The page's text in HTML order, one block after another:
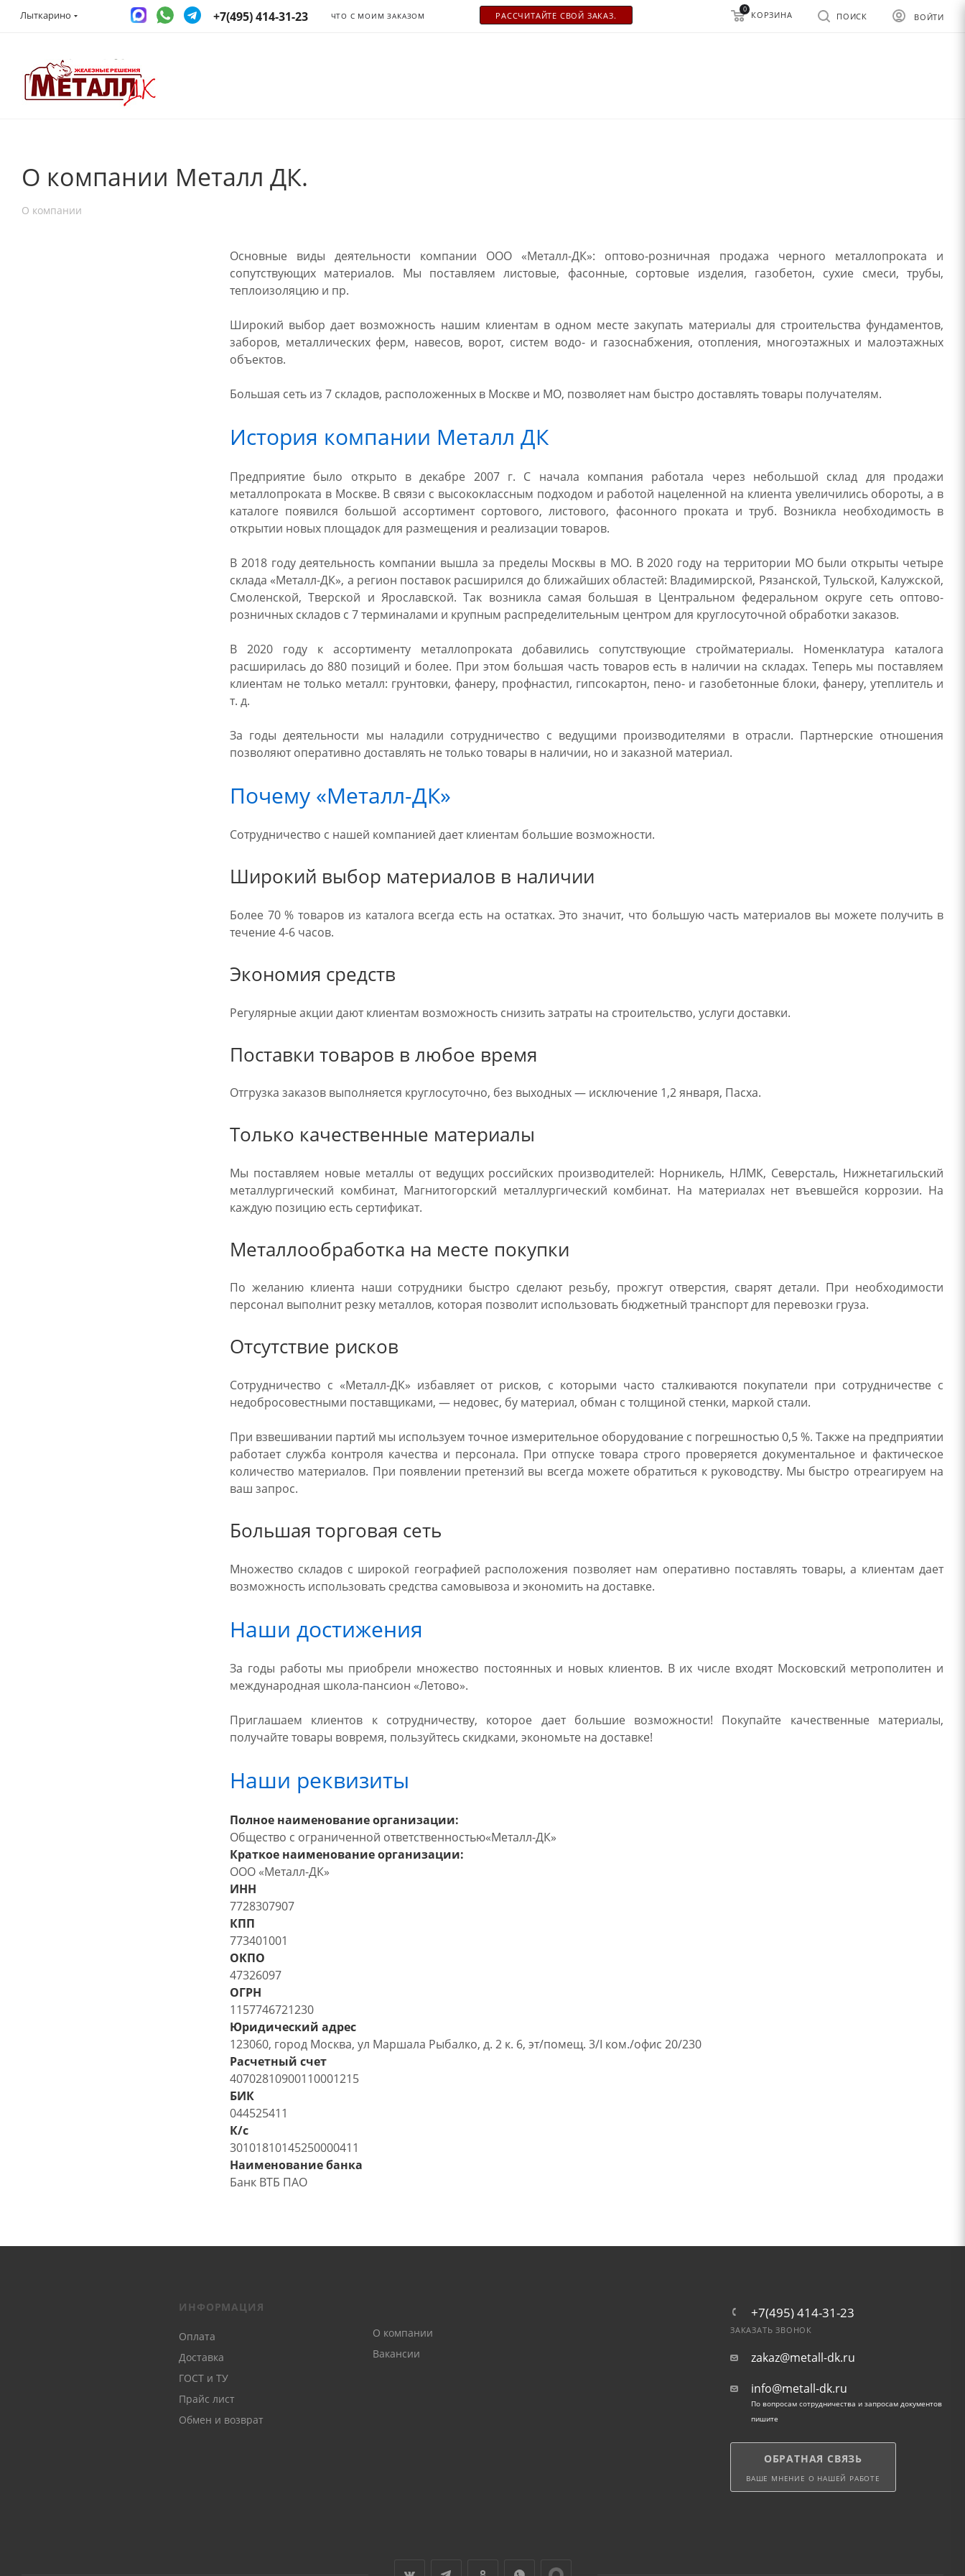
Лыткарино +7(495) 414-31-23 ЧТО С МОИМ ЗАКАЗОМ РАСCЧИТАЙТЕ СВОЙ ЗАКАЗ. ВОЙТИ
ПОИСК
0
КОРЗИНА
О компании Металл ДК.
О компании
Основные виды деятельности компании ООО «Металл-ДК»: оптово-розничная продажа черного металлопроката и
сопутствующих материалов. Мы поставляем листовые, фасонные, сортовые изделия, газобетон, сухие смеси, трубы,
теплоизоляцию и пр.
Широкий выбор дает возможность нашим клиентам в одном месте закупать материалы для строительства фундаментов,
заборов, металлических ферм, навесов, ворот, систем водо- и газоснабжения, отопления, многоэтажных и малоэтажных
объектов.
Большая сеть из 7 складов, расположенных в Москве и МО, позволяет нам быстро доставлять товары получателям.
История компании Металл ДК
Предприятие было открыто в декабре 2007 г. С начала компания работала через небольшой склад для продажи
металлопроката в Москве. В связи с высококлассным подходом и работой нацеленной на клиента увеличились обороты, а в
каталоге появился большой ассортимент сортового, листового, фасонного проката и труб. Возникла необходимость в
открытии новых площадок для размещения и реализации товаров.
В 2018 году деятельность компании вышла за пределы Москвы в МО. В 2020 году на территории МО были открыты четыре
склада «Металл-ДК», а регион поставок расширился до ближайших областей: Владимирской, Рязанской, Тульской, Калужской,
Смоленской, Тверской и Ярославской. Так возникла самая большая в Центральном федеральном округе сеть оптово-
розничных складов с 7 терминалами и крупным распределительным центром для круглосуточной обработки заказов.
В 2020 году к ассортименту металлопроката добавились сопутствующие стройматериалы. Номенклатура каталога
расширилась до 880 позиций и более. При этом большая часть товаров есть в наличии на складах. Теперь мы поставляем
клиентам не только металл: грунтовки, фанеру, профнастил, гипсокартон, пено- и газобетонные блоки, фанеру, утеплитель и
т. д.
За годы деятельности мы наладили сотрудничество с ведущими производителями в отрасли. Партнерские отношения
позволяют оперативно доставлять не только товары в наличии, но и заказной материал.
Почему «Металл-ДК»
Сотрудничество с нашей компанией дает клиентам большие возможности.
Широкий выбор материалов в наличии
Более 70 % товаров из каталога всегда есть на остатках. Это значит, что большую часть материалов вы можете получить в
течение 4-6 часов.
Экономия средств
Регулярные акции дают клиентам возможность снизить затраты на строительство, услуги доставки.
Поставки товаров в любое время
Отгрузка заказов выполняется круглосуточно, без выходных — исключение 1,2 января, Пасха.
Только качественные материалы
Мы поставляем новые металлы от ведущих российских производителей: Норникель, НЛМК, Северсталь, Нижнетагильский
металлургический комбинат, Магнитогорский металлургический комбинат. На материалах нет въевшейся коррозии. На
каждую позицию есть сертификат.
Металлообработка на месте покупки
По желанию клиента наши сотрудники быстро сделают резьбу, прожгут отверстия, сварят детали. При необходимости
персонал выполнит резку металлов, которая позволит использовать бюджетный транспорт для перевозки груза.
Отсутствие рисков
Сотрудничество с «Металл-ДК» избавляет от рисков, с которыми часто сталкиваются покупатели при сотрудничестве с
недобросовестными поставщиками, — недовес, бу материал, обман с толщиной стенки, маркой стали.
При взвешивании партий мы используем точное измерительное оборудование с погрешностью 0,5 %. Также на предприятии
работает служба контроля качества и персонала. При отпуске товара строго проверяется документальное и фактическое
количество материалов. При появлении претензий вы всегда можете обратиться к руководству. Мы быстро отреагируем на
ваш запрос.
Большая торговая сеть
Множество складов с широкой географией расположения позволяет нам оперативно поставлять товары, а клиентам дает
возможность использовать средства самовывоза и экономить на доставке.
Наши достижения
За годы работы мы приобрели множество постоянных и новых клиентов. В их числе входят Московский метрополитен и
международная школа-пансион «Летово».
Приглашаем клиентов к сотрудничеству, которое дает большие возможности! Покупайте качественные материалы,
получайте товары вовремя, пользуйтесь скидками, экономьте на доставке!
Наши реквизиты
Полное наименование организации:
Общество с ограниченной ответственностью«Металл-ДК»
Краткое наименование организации:
ООО «Металл-ДК»
ИНН
7728307907
КПП
773401001
ОКПО
47326097
ОГРН
1157746721230
Юридический адрес
123060, город Москва, ул Маршала Рыбалко, д. 2 к. 6, эт/помещ. 3/I ком./офис 20/230
Расчетный счет
40702810900110001215
БИК
044525411
К/с
30101810145250000411
Наименование банка
Банк ВТБ ПАО
ИНФОРМАЦИЯ
Оплата
Доставка
ГОСТ и ТУ
Прайс лист
Обмен и возврат
О компании
Вакансии
+7(495) 414-31-23
ЗАКАЗАТЬ ЗВОНОК
zakaz@metall-dk.ru
info@metall-dk.ru
По вопросам сотрудничества и запросам документов
пишите
ОБРАТНАЯ СВЯЗЬ
ВАШЕ МНЕНИЕ О НАШЕЙ РАБОТЕ